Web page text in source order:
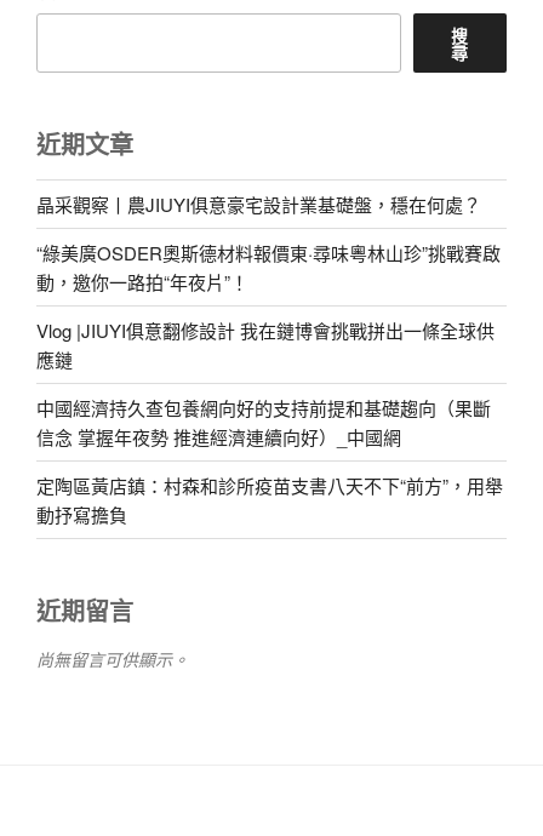
搜
尋
近期文章
晶采觀察丨農JIUYI俱意豪宅設計業基礎盤，穩在何處？
“綠美廣OSDER奧斯德材料報價東·尋味粵林山珍”挑戰賽啟
動，邀你一路拍“年夜片”！
Vlog |JIUYI俱意翻修設計 我在鏈博會挑戰拼出一條全球供
應鏈
中國經濟持久查包養網向好的支持前提和基礎趨向（果斷
信念 掌握年夜勢 推進經濟連續向好）_中國網
定陶區黃店鎮：村森和診所疫苗支書八天不下“前方”，用舉
動抒寫擔負
近期留言
尚無留言可供顯示。